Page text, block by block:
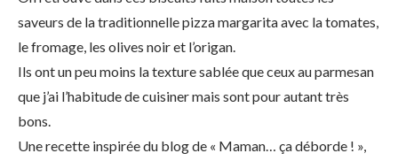
saveurs de la traditionnelle pizza margarita avec la tomates,
le fromage, les olives noir et l’origan.
Ils ont un peu moins la texture sablée que ceux au parmesan
que j’ai l’habitude de cuisiner mais sont pour autant très
bons.
Une recette inspirée du blog de « Maman… ça déborde ! »,